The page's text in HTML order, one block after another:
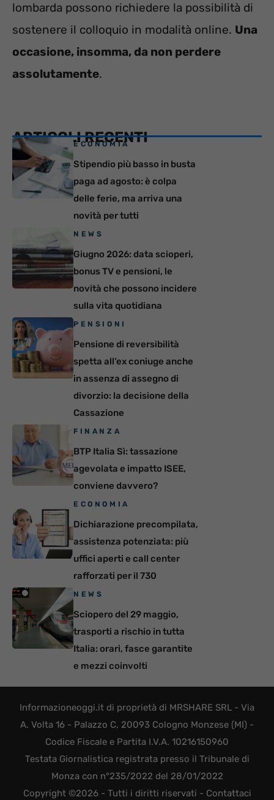
lombarda possono richiedere la possibilità di
sostenere il colloquio in modalità online. Una
occasione, insomma, da non perdere
assolutamente.
ARTICOLI RECENTI
ECONOMIA
Stipendio più basso in busta
paga ad agosto: è colpa
delle ferie, ma arriva una
novità per tutti
NEWS
Giugno 2026: data scioperi,
bonus TV e pensioni, le
novità che possono incidere
sulla vita quotidiana
PENSIONI
Pensione di reversibilità
spetta all’ex coniuge anche
in assenza di assegno di
divorzio: la decisione della
Cassazione
FINANZA
BTP Italia Sì: tassazione
agevolata e impatto ISEE,
conviene davvero?
ECONOMIA
Dichiarazione precompilata,
assistenza potenziata: più
uffici aperti e call center
rafforzati per il 730
NEWS
Sciopero del 29 maggio,
trasporti a rischio in tutta
Italia: orari, fasce garantite
e mezzi coinvolti
Informazioneoggi.it di proprietà di MRSHARE SRL - Via
A. Volta 16 - Palazzo C, 20093 Cologno Monzese (MI) -
Codice Fiscale e Partita I.V.A. 10216150960
Testata Giornalistica registrata presso il Tribunale di
Monza con n°235/2022 del 28/01/2022
Copyright ©2026 - Tutti i diritti riservati - Contattaci